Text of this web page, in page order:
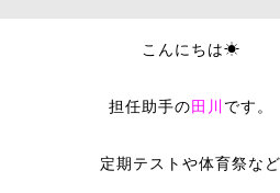
こんにちは☀
担任助手の田川 です。
定期テストや体育祭など